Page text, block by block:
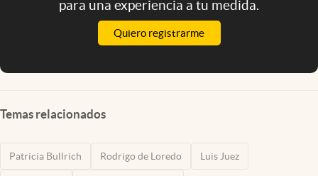
para una experiencia a tu medida.
Quiero registrarme
Temas relacionados
Patricia Bullrich Rodrigo de Loredo Luis Juez